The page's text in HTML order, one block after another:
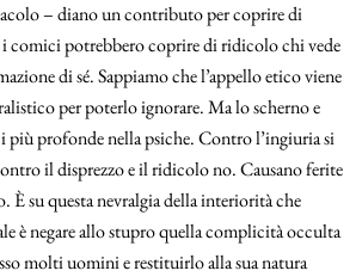
– diano un contributo per coprire di
comici potrebbero coprire di ridicolo chi vede
di sé. Sappiamo che l’appello etico viene
per poterlo ignorare. Ma lo scherno e
più profonde nella psiche. Contro l’ingiuria si
il disprezzo e il ridicolo no. Causano ferite
È su questa nevralgia della interiorità che
è negare allo stupro quella complicità occulta
molti uomini e restituirlo alla sua natura